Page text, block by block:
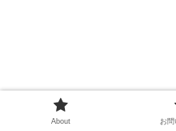
About お問